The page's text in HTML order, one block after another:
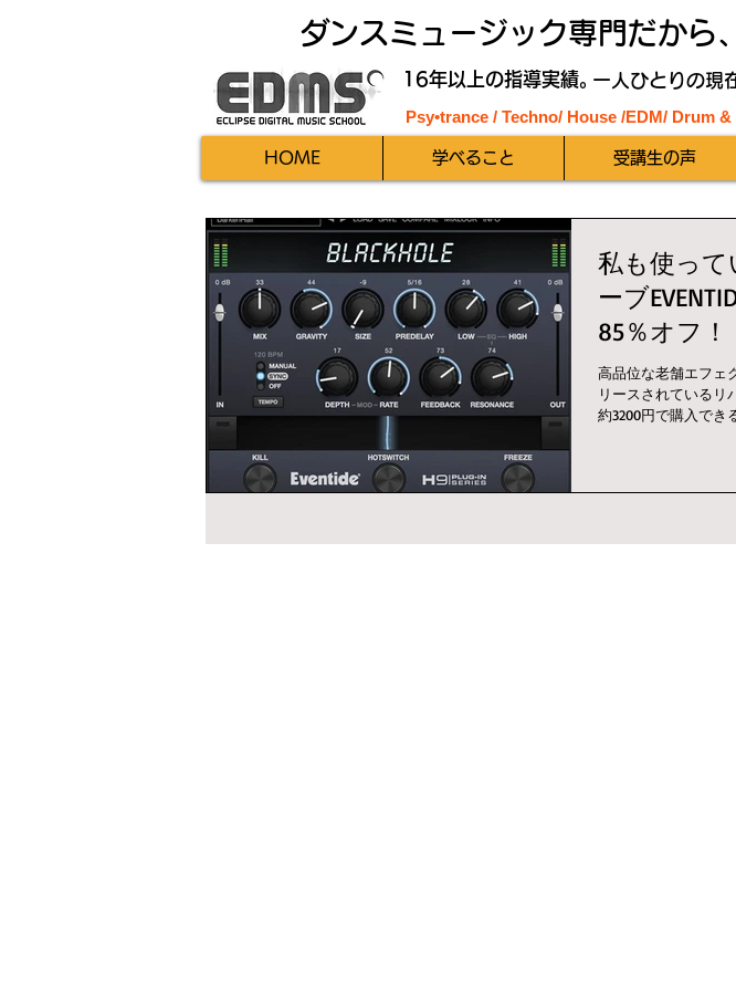
ダンスミュージック専門だから
16年以上の指導実績。一人ひとりの現
Psy•trance / Techno/ House /EDM/ Drum &
HOME 学べること 受講生の声
私も使っ
ーブ
85％オフ！
高品位な老舗エフェ
リースされているリ
約3200円で購入でき